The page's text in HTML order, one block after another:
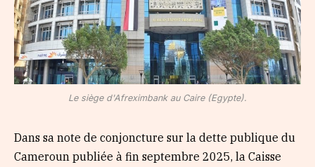
Le siège d'Afreximbank au Caire (Egypte).
Dans sa note de conjoncture sur la dette publique du
Cameroun publiée à fin septembre 2025, la Caisse